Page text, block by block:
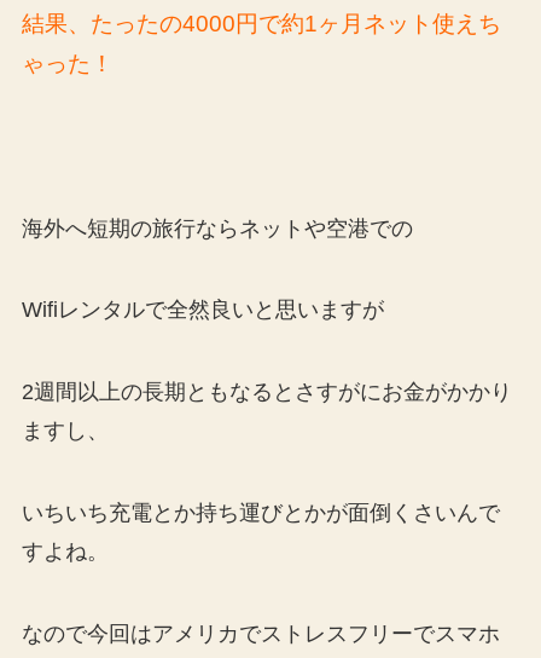
結果、たったの4000円で約1ヶ月ネット使えち
ゃった！
海外へ短期の旅行ならネットや空港での
Wifiレンタルで全然良いと思いますが
2週間以上の長期ともなるとさすがにお金がかかり
ますし、
いちいち充電とか持ち運びとかが面倒くさいんで
すよね。
なので今回はアメリカでストレスフリーでスマホ